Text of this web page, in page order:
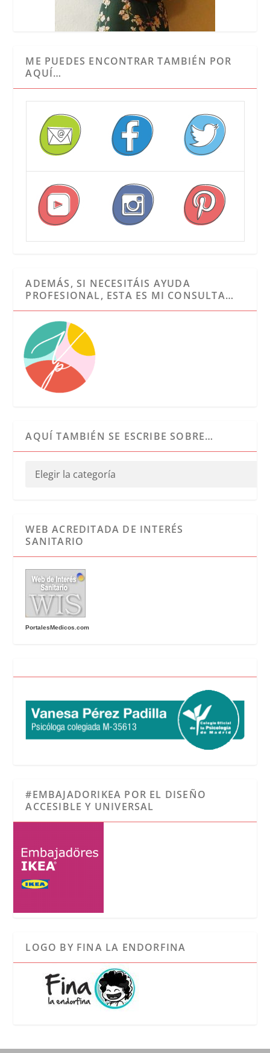
ME PUEDES ENCONTRAR TAMBIÉN POR
AQUÍ…
ADEMÁS, SI NECESITÁIS AYUDA
PROFESIONAL, ESTA ES MI CONSULTA…
AQUÍ TAMBIÉN SE ESCRIBE SOBRE…
WEB ACREDITADA DE INTERÉS
SANITARIO
PortalesMedicos.com
#EMBAJADORIKEA POR EL DISEÑO
ACCESIBLE Y UNIVERSAL
LOGO BY FINA LA ENDORFINA